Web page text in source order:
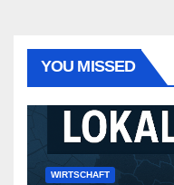
YOU MISSED
WIRTSCHAFT